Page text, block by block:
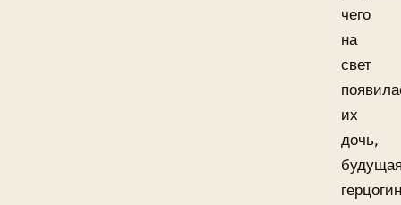
чего
на
свет
их
дочь,